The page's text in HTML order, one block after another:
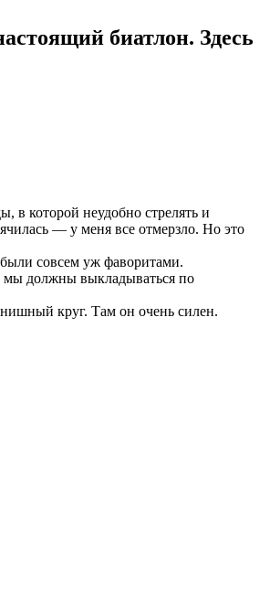
биатлон. Здесь
в которой неудобно стрелять и
— у меня все отмерзло. Но это
совсем уж фаворитами.
мы должны выкладываться по
круг. Там он очень силен.